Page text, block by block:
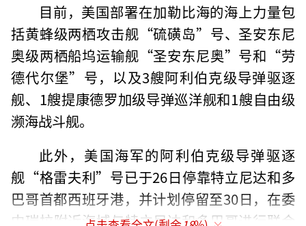
目前，美国部署在加勒比海的海上力量包
括黄蜂级两栖攻击舰“硫磺岛”号、圣安东尼
奥级两栖船坞运输舰“圣安东尼奥”号和“劳
德代尔堡”号，以及3艘阿利伯克级导弹驱逐
舰、1艘提康德罗加级导弹巡洋舰和1艘自由级
濒海战斗舰。
此外，美国海军的阿利伯克级导弹驱逐
舰“格雷夫利”号已于26日停靠特立尼达和多
巴哥首都西班牙港，并计划停留至30日，在委
内瑞拉附近海域与特立尼达和多巴哥进行联合